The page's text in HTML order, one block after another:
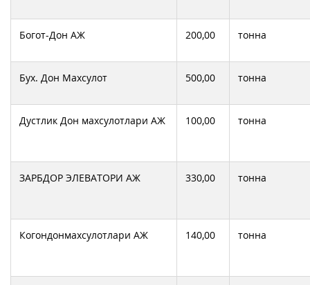
Богот-Дон АЖ 200,00 тонна
Бух. Дон Махсулот 500,00 тонна
Дустлик Дон махсулотлари АЖ 100,00 тонна
ЗАРБДОР ЭЛЕВАТОРИ АЖ 330,00 тонна
Когондонмахсулотлари АЖ 140,00 тонна